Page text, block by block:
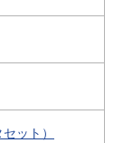
ット）